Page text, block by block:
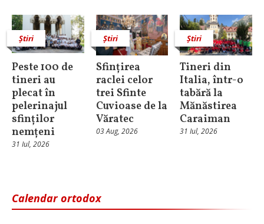
Știri
Peste 100 de
tineri au
plecat în
pelerinajul
sfinților
nemțeni
31 Iul, 2026
Știri
Sfințirea
raclei celor
trei Sfinte
Cuvioase de la
Văratec
03 Aug, 2026
Știri
Tineri din
Italia, într-o
tabără la
Mănăstirea
Caraiman
31 Iul, 2026
Calendar ortodox